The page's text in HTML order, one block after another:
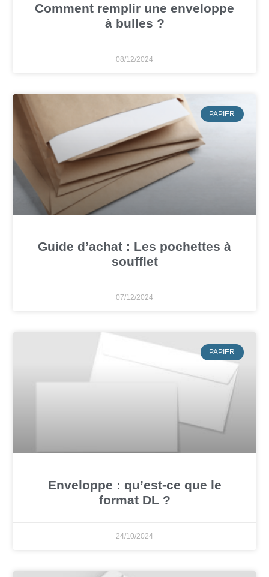
Comment remplir une enveloppe
à bulles ?
08/12/2024
PAPIER
Guide d’achat : Les pochettes à
soufflet
07/12/2024
PAPIER
Enveloppe : qu’est-ce que le
format DL ?
24/10/2024